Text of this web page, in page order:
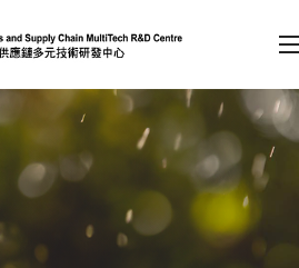
回車鍵）
會員登入
A A EN 繁 简